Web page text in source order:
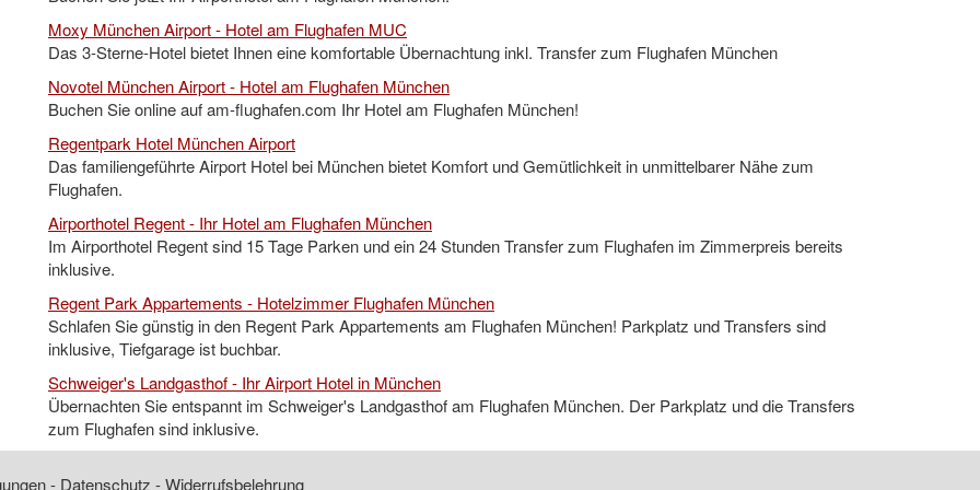
Moxy München Airport - Hotel am Flughafen MUC
Das 3-Sterne-Hotel bietet Ihnen eine komfortable Übernachtung inkl. Transfer zum Flughafen München
Novotel München Airport - Hotel am Flughafen München
Buchen Sie online auf am-flughafen.com Ihr Hotel am Flughafen München!
Regentpark Hotel München Airport
Das familiengeführte Airport Hotel bei München bietet Komfort und Gemütlichkeit in unmittelbarer Nähe zum
Flughafen.
Airporthotel Regent - Ihr Hotel am Flughafen München
Im Airporthotel Regent sind 15 Tage Parken und ein 24 Stunden Transfer zum Flughafen im Zimmerpreis bereits
inklusive.
Regent Park Appartements - Hotelzimmer Flughafen München
Schlafen Sie günstig in den Regent Park Appartements am Flughafen München! Parkplatz und Transfers sind
inklusive, Tiefgarage ist buchbar.
Schweiger's Landgasthof - Ihr Airport Hotel in München
Übernachten Sie entspannt im Schweiger's Landgasthof am Flughafen München. Der Parkplatz und die Transfers
zum Flughafen sind inklusive.
- Datenschutz -Widerrufsbelehrung